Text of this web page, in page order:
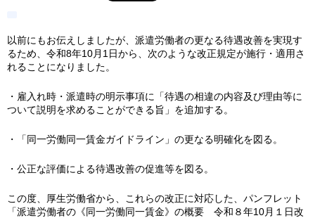
以前にもお伝えしましたが、派遣労働者の更なる待遇改善を実現す
るため、令和8年10月1日から、次のような改正規定が施行・適用さ
れることになりました。
・雇入れ時・派遣時の明示事項に「待遇の相違の内容及び理由等に
ついて説明を求めることができる旨」を追加する。
・「同一労働同一賃金ガイドライン」の更なる明確化を図る。
・公正な評価による待遇改善の促進等を図る。
この度、厚生労働省から、これらの改正に対応した、パンフレット
「派遣労働者の《同一労働同一賃金》の概要 令和８年10月１日改